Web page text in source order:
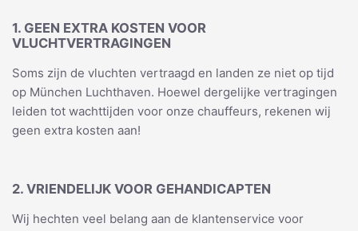
1. GEEN EXTRA KOSTEN VOOR
VLUCHTVERTRAGINGEN
Soms zijn de vluchten vertraagd en landen ze niet op tijd
op München Luchthaven. Hoewel dergelijke vertragingen
leiden tot wachttijden voor onze chauffeurs, rekenen wij
geen extra kosten aan!
2. VRIENDELIJK VOOR GEHANDICAPTEN
Wij hechten veel belang aan de klantenservice voor